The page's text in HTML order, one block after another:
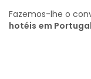
Fazemos-lhe o
hotéis em Portugal